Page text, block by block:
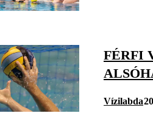
FÉRFI
Vízilabda